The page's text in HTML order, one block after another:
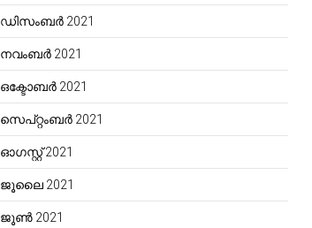
ഡിസംബർ 2021
നവംബർ 2021
ഒക്ടോബർ 2021
സെപ്റ്റംബർ 2021
ഓഗസ്റ്റ്‌ 2021
ജൂലൈ 2021
ജൂൺ 2021